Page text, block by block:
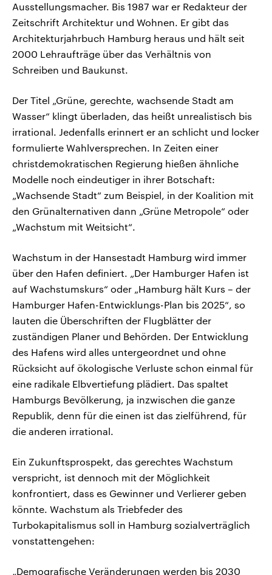
Ausstellungsmacher. Bis 1987 war er Redakteur der
Zeitschrift Architektur und Wohnen. Er gibt das
Architekturjahrbuch Hamburg heraus und hält seit
2000 Lehraufträge über das Verhältnis von
Schreiben und Baukunst.
Der Titel „Grüne, gerechte, wachsende Stadt am
Wasser“ klingt überladen, das heißt unrealistisch bis
irrational. Jedenfalls erinnert er an schlicht und locker
formulierte Wahlversprechen. In Zeiten einer
christdemokratischen Regierung hießen ähnliche
Modelle noch eindeutiger in ihrer Botschaft:
„Wachsende Stadt“ zum Beispiel, in der Koalition mit
den Grünalternativen dann „Grüne Metropole“ oder
„Wachstum mit Weitsicht“.
Wachstum in der Hansestadt Hamburg wird immer
über den Hafen definiert. „Der Hamburger Hafen ist
auf Wachstumskurs“ oder „Hamburg hält Kurs – der
Hamburger Hafen-Entwicklungs-Plan bis 2025“, so
lauten die Überschriften der Flugblätter der
zuständigen Planer und Behörden. Der Entwicklung
des Hafens wird alles untergeordnet und ohne
Rücksicht auf ökologische Verluste schon einmal für
eine radikale Elbvertiefung plädiert. Das spaltet
Hamburgs Bevölkerung, ja inzwischen die ganze
Republik, denn für die einen ist das zielführend, für
die anderen irrational.
Ein Zukunftsprospekt, das gerechtes Wachstum
verspricht, ist dennoch mit der Möglichkeit
konfrontiert, dass es Gewinner und Verlierer geben
könnte. Wachstum als Triebfeder des
Turbokapitalismus soll in Hamburg sozialverträglich
vonstattengehen:
„Demografische Veränderungen werden bis 2030